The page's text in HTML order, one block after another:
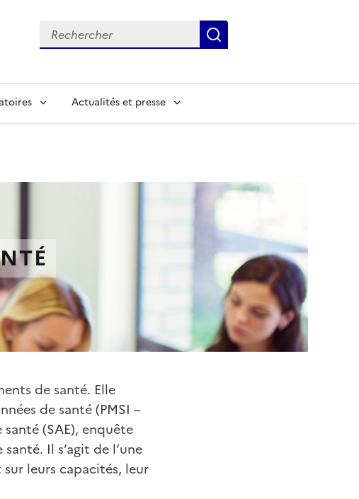
Rechercher
Input to search in solr server by keyword
Actualités et presse
de santé. Elle
de santé (PMSI –
(SAE), enquête
Il s’agit de l’une
leurs capacités, leur